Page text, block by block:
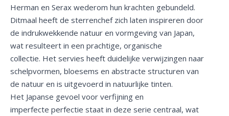
Herman en Serax wederom hun krachten gebundeld.
Ditmaal heeft de sterrenchef zich laten inspireren door
de indrukwekkende natuur en vormgeving van Japan,
wat resulteert in een prachtige, organische
collectie. Het servies heeft duidelijke verwijzingen naar
schelpvormen, bloesems en abstracte structuren van
de natuur en is uitgevoerd in natuurlijke tinten.
Het Japanse gevoel voor verfijning en
imperfecte perfectie staat in deze serie centraal, wat